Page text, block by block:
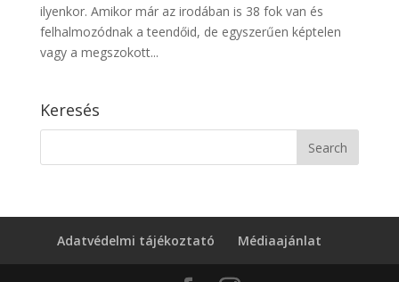
ilyenkor. Amikor már az irodában is 38 fok van és
felhalmozódnak a teendőid, de egyszerűen képtelen
vagy a megszokott...
Keresés
Adatvédelmi tájékoztató Médiaajánlat